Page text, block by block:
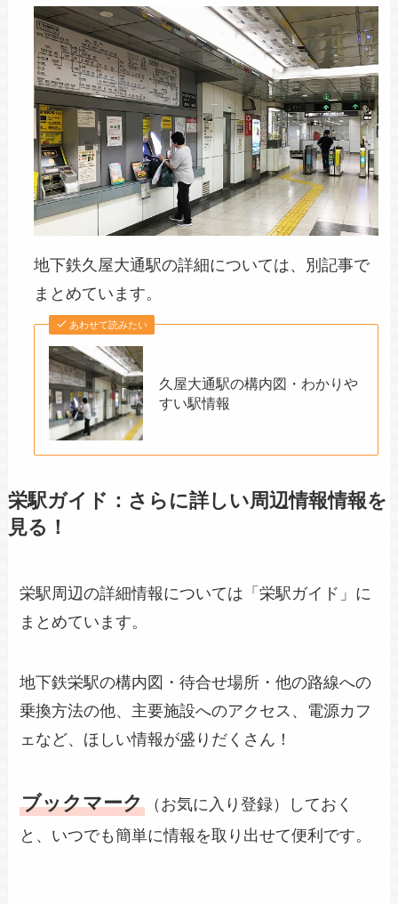
地下鉄久屋大通駅の詳細については、別記事で
まとめています。
あわせて読みたい
久屋大通駅の構内図・わかりや
すい駅情報
栄駅ガイド：さらに詳しい周辺情報情報を
見る！
栄駅周辺の詳細情報については「栄駅ガイド」に
まとめています。
地下鉄栄駅の構内図・待合せ場所・他の路線への
乗換方法の他、主要施設へのアクセス、電源カフ
ェなど、ほしい情報が盛りだくさん！
ブックマーク （お気に入り登録）しておく
と、いつでも簡単に情報を取り出せて便利です。